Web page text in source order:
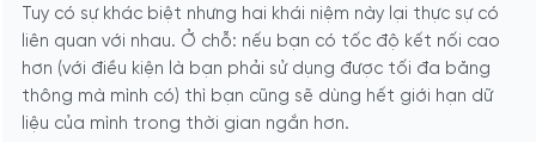
Tuy có sự khác biệt nhưng hai khái niệm này lại thực sự có
liên quan với nhau. Ở chỗ: nếu bạn có tốc độ kết nối cao
hơn (với điều kiện là bạn phải sử dụng được tối đa băng
thông mà mình có) thì bạn cũng sẽ dùng hết giới hạn dữ
liệu của mình trong thời gian ngắn hơn.